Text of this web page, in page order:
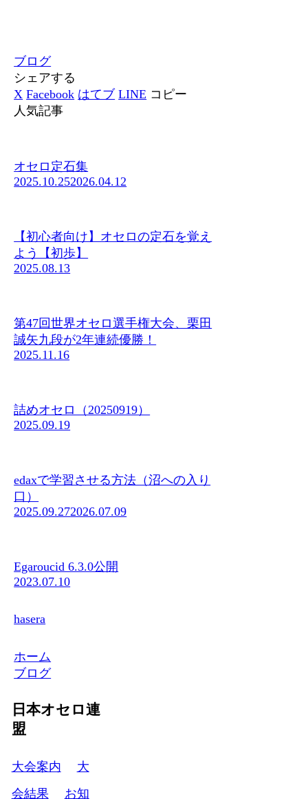
ブログ
シェアする
X Facebook はてブ LINE コピー
人気記事
オセロ定石集
2025.10.252026.04.12
【初心者向け】オセロの定石を覚え
よう【初歩】
2025.08.13
第47回世界オセロ選手権大会、栗田
誠矢九段が2年連続優勝！
2025.11.16
詰めオセロ（20250919）
2025.09.19
edaxで学習させる方法（沼への入り
口）
2025.09.272026.07.09
Egaroucid 6.3.0公開
2023.07.10
hasera
ホーム
ブログ
日本オセロ連
盟
大会案内
大
会結果
お知